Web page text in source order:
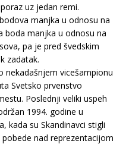
uz jedan remi.
manjka u odnosu na
boda manjka u odnosu na
pa je pred švedskim
zadatak.
nekadašnjem vicešampionu
Svetsko prvenstvo
Poslednji veliki uspeh
1994. godine u
kada su Skandinavci stigli
nad reprezentacijom